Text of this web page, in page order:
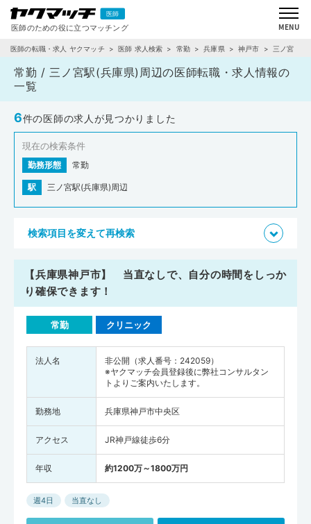
医師の転職・求人 ヤクマッチ 医師 求人検索 常勤 兵庫県 神戸市 三ノ宮
常勤 / 三ノ宮駅(兵庫県)周辺の医師転職・求人情報の
一覧
6件の医師の求人が見つかりました
現在の検索条件
勤務形態 常勤
駅 三ノ宮駅(兵庫県)周辺
検索項目を変えて再検索
【兵庫県神戸市】 当直なしで、自分の時間をしっか
り確保できます！
常勤 クリニック
法人名
非公開（求人番号：242059）
※ヤクマッチ会員登録後に弊社コンサルタン
トよりご案内いたします。
勤務地 兵庫県神戸市中央区
アクセス JR神戸線徒歩6分
年収 約1200万～1800万円
週4日 当直なし